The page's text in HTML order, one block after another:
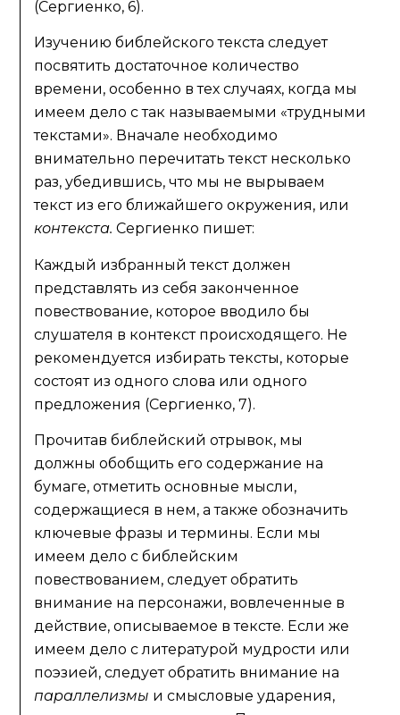
(Сергиенко, 6).
Изучению библейского текста следует
посвятить достаточное количество
времени, особенно в тех случаях, когда мы
имеем дело с так называемыми «трудными
текстами». Вначале необходимо
внимательно перечитать текст несколько
раз, убедившись, что мы не вырываем
текст из его ближайшего окружения, или
контекста. Сергиенко пишет:
Каждый избранный текст должен
представлять из себя законченное
повествование, которое вводило бы
слушателя в контекст происходящего. Не
рекомендуется избирать тексты, которые
состоят из одного слова или одного
предложения (Сергиенко, 7).
Прочитав библейский отрывок, мы
должны обобщить его содержание на
бумаге, отметить основные мысли,
содержащиеся в нем, а также обозначить
ключевые фразы и термины. Если мы
имеем дело с библейским
повествованием, следует обратить
внимание на персонажи, вовлеченные в
действие, описываемое в тексте. Если же
имеем дело с литературой мудрости или
поэзией, следует обратить внимание на
параллелизмы и смысловые ударения,